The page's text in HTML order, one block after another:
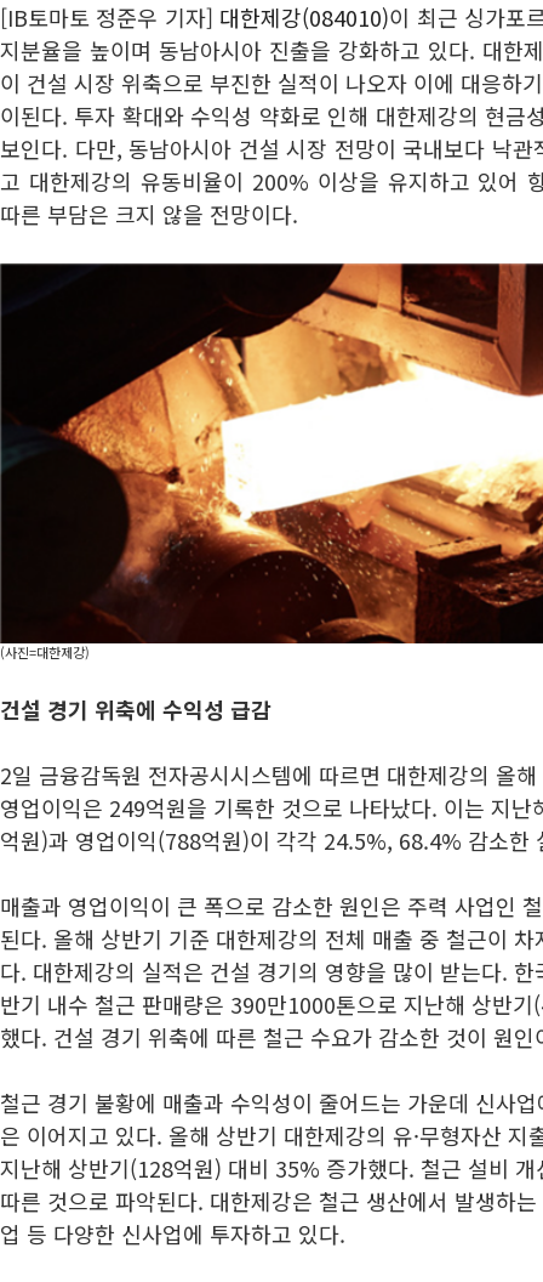
[IB토마토 정준우 기자] 대한제강(084010)이 최근 싱가포
지분율을 높이며 동남아시아 진출을 강화하고 있다. 대한
이 건설 시장 위축으로 부진한 실적이 나오자 이에 대응하
이된다. 투자 확대와 수익성 약화로 인해 대한제강의 현금
보인다. 다만, 동남아시아 건설 시장 전망이 국내보다 낙
고 대한제강의 유동비율이 200% 이상을 유지하고 있어
따른 부담은 크지 않을 전망이다.
(사진=대한제강)
건설 경기 위축에 수익성 급감
2일 금융감독원 전자공시시스템에 따르면 대한제강의 올
영업이익은 249억원을 기록한 것으로 나타났다. 이는 지
억원)과 영업이익(788억원)이 각각 24.5%, 68.4% 감소한
매출과 영업이익이 큰 폭으로 감소한 원인은 주력 사업인
된다. 올해 상반기 기준 대한제강의 전체 매출 중 철근이
다. 대한제강의 실적은 건설 경기의 영향을 많이 받는다.
반기 내수 철근 판매량은 390만1000톤으로 지난해 상반
했다. 건설 경기 위축에 따른 철근 수요가 감소한 것이 원인
철근 경기 불황에 매출과 수익성이 줄어드는 가운데 신사
은 이어지고 있다. 올해 상반기 대한제강의 유·무형자산 지
지난해 상반기(128억원) 대비 35% 증가했다. 철근 설비
따른 것으로 파악된다. 대한제강은 철근 생산에서 발생하
업 등 다양한 신사업에 투자하고 있다.